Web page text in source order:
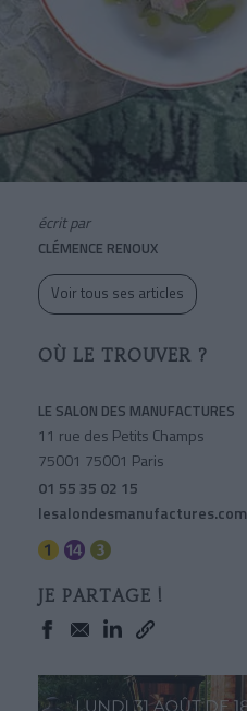
écrit par
CLÉMENCE RENOUX
Voir tous ses articles
OÙ LE TROUVER ?
LE SALON DES MANUFACTURES
11 rue des Petits Champs
75001 75001 Paris
01 55 35 02 15
lesalondesmanufactures.com
JE PARTAGE !